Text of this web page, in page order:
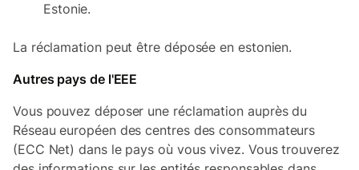
Estonie.
La réclamation peut être déposée en estonien.
Autres pays de l'EEE
Vous pouvez déposer une réclamation auprès du
Réseau européen des centres des consommateurs
(ECC Net) dans le pays où vous vivez. Vous trouverez